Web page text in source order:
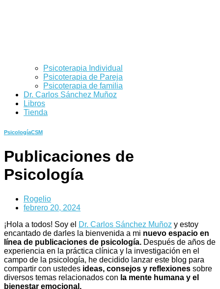
Psicoterapia Individual
Psicoterapia de Pareja
Psicoterapia de familia
Dr. Carlos Sánchez Muñoz
Libros
Tienda
PsicologíaCSM
Publicaciones de
Psicología
Rogelio
febrero 20, 2024
¡Hola a todos! Soy el Dr. Carlos Sánchez Muñoz y estoy
encantado de darles la bienvenida a mi nuevo espacio en
línea de publicaciones de psicología. Después de años de
experiencia en la práctica clínica y la investigación en el
campo de la psicología, he decidido lanzar este blog para
compartir con ustedes ideas, consejos y reflexiones sobre
diversos temas relacionados con la mente humana y el
bienestar emocional.